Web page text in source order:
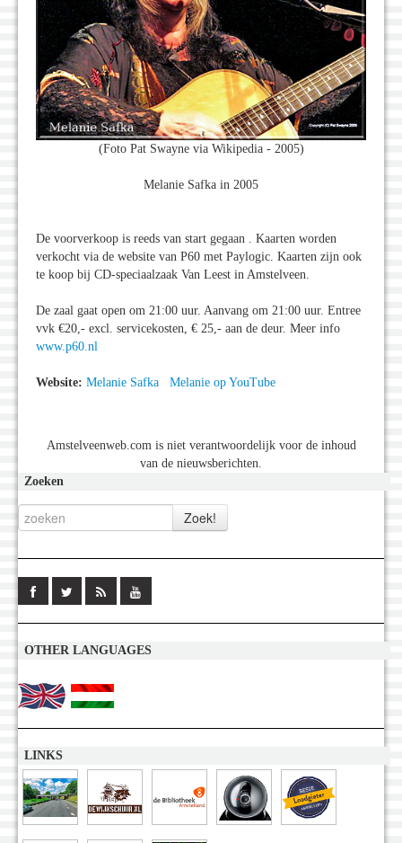
(Foto Pat Swayne via Wikipedia - 2005)
Melanie Safka in 2005
De voorverkoop is reeds van start gegaan . Kaarten worden
verkocht via de website van P60 met Paylogic. Kaarten zijn ook
te koop bij CD-speciaalzaak Van Leest in Amstelveen.
De zaal gaat open om 21:00 uur. Aanvang om 21:00 uur. Entree
vvk €20,- excl. servicekosten, € 25,- aan de deur. Meer info
www.p60.nl
Website: Melanie Safka Melanie op YouTube
Amstelveenweb.com is niet verantwoordelijk voor de inhoud
van de nieuwsberichten.
Zoeken
OTHER LANGUAGES
LINKS